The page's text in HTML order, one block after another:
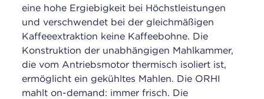
eine hohe Ergiebigkeit bei Höchstleistungen
und verschwendet bei der gleichmäßigen
Kaffeeextraktion keine Kaffeebohne. Die
Konstruktion der unabhängigen Mahlkammer,
die vom Antriebsmotor thermisch isoliert ist,
ermöglicht ein gekühltes Mahlen. Die ORHI
mahlt on-demand: immer frisch. Die